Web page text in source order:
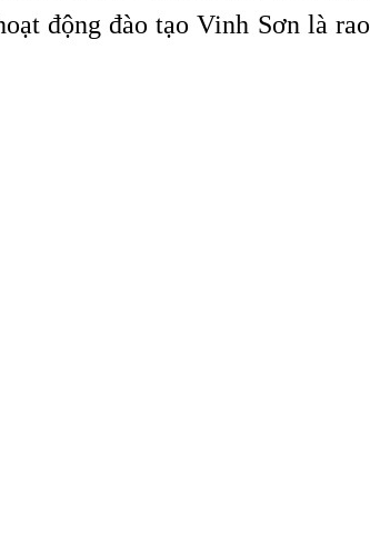
động đào tạo Vinh Sơn là rao